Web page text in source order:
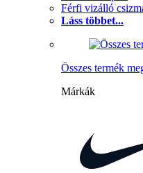
Férfi vizálló
Láss többet...
Összes termék
Márkák